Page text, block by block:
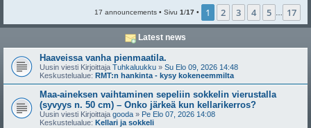
17 announcements • Sivu 1/17 • 1 2 3 4 5 17
Latest news
Haaveissa vanha pienmaatila.
Uusin viesti Kirjoittaja Tuhkaluukku » Su Elo 09, 2026 14:48
Keskustelualue: RMT:n hankinta - kysy kokeneemmilta
Maa-aineksen vaihtaminen sepeliin sokkelin vierustalla
(syvyys n. 50 cm) – Onko järkeä kun kellarikerros?
Uusin viesti Kirjoittaja gooda » Pe Elo 07, 2026 14:08
Keskustelualue: Kellari ja sokkeli